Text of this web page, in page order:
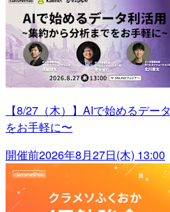
【8/27（木）】AIで始めるデー
をお手軽に〜
開催前2026年8月27日(木) 13:00